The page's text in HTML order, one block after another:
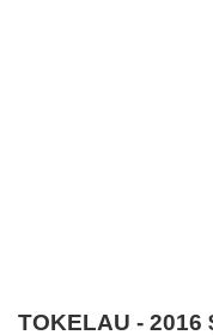
TOKELAU -